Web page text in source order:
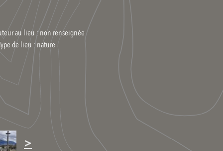
au lieu : non renseignée
de lieu :nature
>